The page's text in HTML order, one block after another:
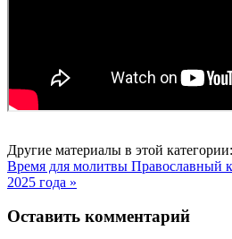
Другие материалы в этой категории:
Время для молитвы Православный
2025 года »
Оставить комментарий